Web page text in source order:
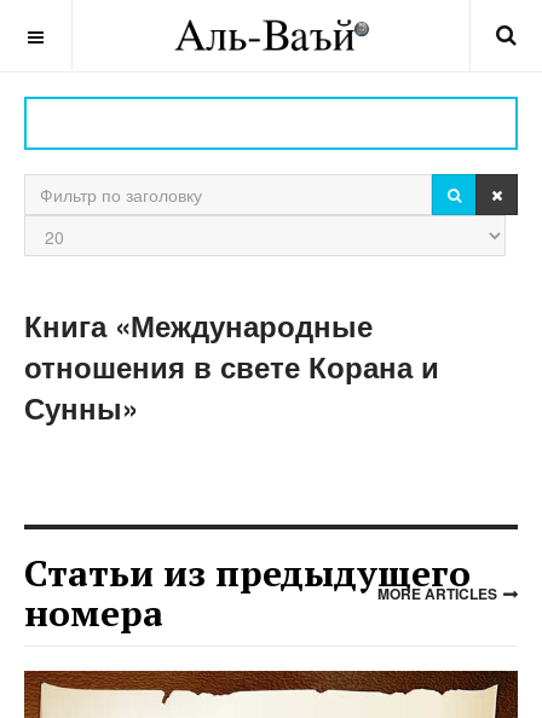
Фильтр по заголовку ПОИСК
Кол-
во
Книга «Международные
отношения в свете Корана и
Сунны»
Статьи из предыдущего
номера
MORE ARTICLES